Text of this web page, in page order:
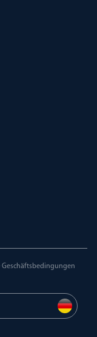
Geschäftsbedingungen